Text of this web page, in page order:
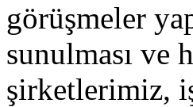
görüşmeler
sunulması ve
şirketlerimiz,